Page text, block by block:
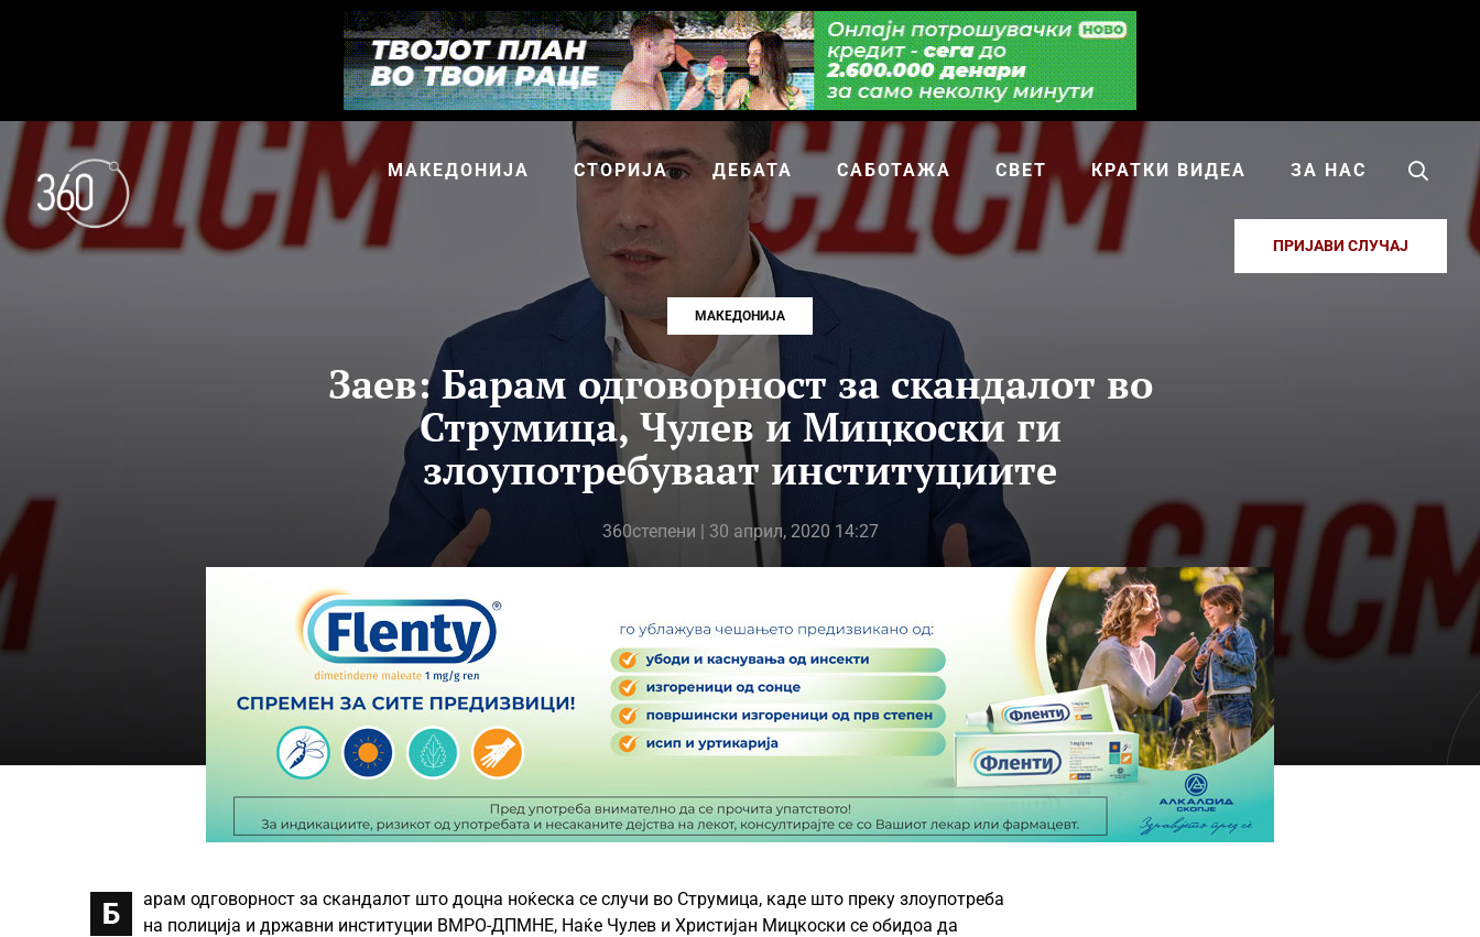
МАКЕДОНИЈА СТОРИЈА ДЕБАТА САБОТАЖА СВЕТ КРАТКИ ВИДЕА ЗА НАС
ПРИЈАВИ СЛУЧАЈ
МАКЕДОНИЈА
Заев: Барам одговорност за скандалот во
Струмица, Чулев и Мицкоски ги
злоупотребуваат институциите
360степени | 30 април, 2020 14:27
Б
арам одговорност за скандалот што доцна ноќеска се случи во Струмица, каде што преку злоупотреба
на полиција и државни институции ВМРО-ДПМНЕ, Наќе Чулев и Христијан Мицкоски се обидоа да